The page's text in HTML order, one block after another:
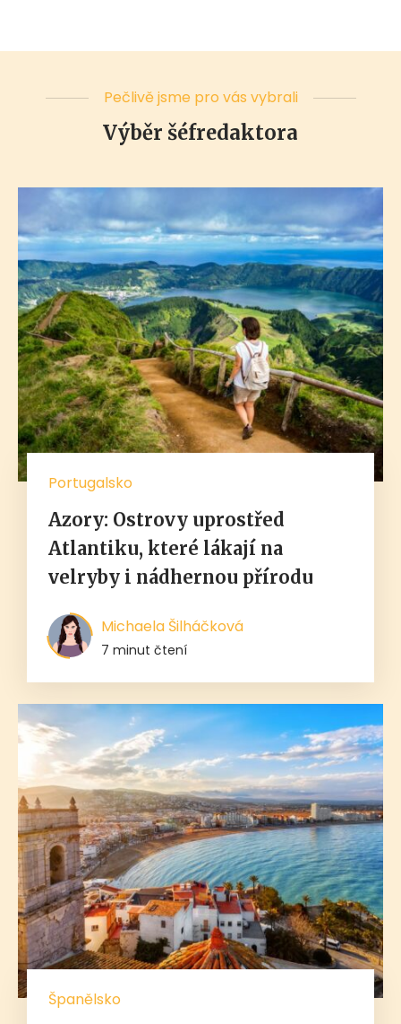
Pečlivě jsme pro vás vybrali
Výběr šéfredaktora
Portugalsko
Azory: Ostrovy uprostřed
Atlantiku, které lákají na
velryby i nádhernou přírodu
Michaela Šilháčková
7 minut čtení
Španělsko